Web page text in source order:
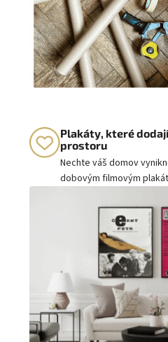
Plakáty, které
prostoru
Nechte váš domov
dobovým filmovým